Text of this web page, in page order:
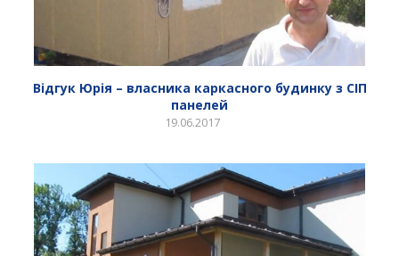
Відгук Юрія – власника каркасного будинку з СІП
панелей
19.06.2017